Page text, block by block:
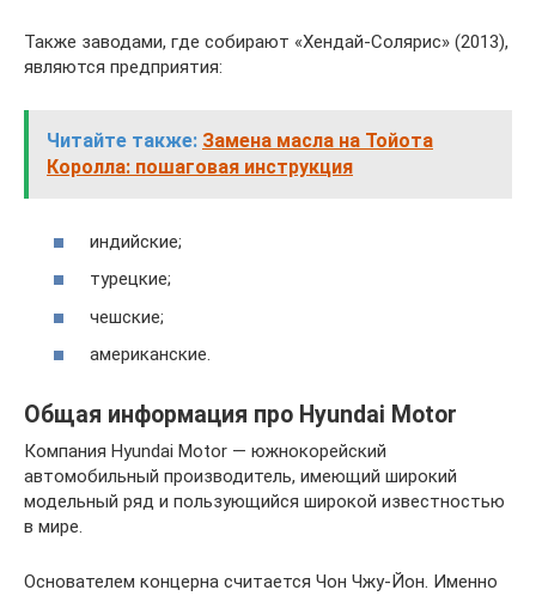
Также заводами, где собирают «Хендай-Солярис» (2013),
являются предприятия:
Читайте также: Замена масла на Тойота
Королла: пошаговая инструкция
индийские;
турецкие;
чешские;
американские.
Общая информация про Hyundai Motor
Компания Hyundai Motor — южнокорейский
автомобильный производитель, имеющий широкий
модельный ряд и пользующийся широкой известностью
в мире.
Основателем концерна считается Чон Чжу-Йон. Именно